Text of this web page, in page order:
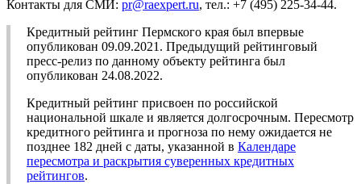
Контакты для СМИ: pr@raexpert.ru, тел.: +7 (495) 225-34-44.
Кредитный рейтинг Пермского края был впервые
опубликован 09.09.2021. Предыдущий рейтинговый
пресс-релиз по данному объекту рейтинга был
опубликован 24.08.2022.
Кредитный рейтинг присвоен по российской
национальной шкале и является долгосрочным. Пересмотр
кредитного рейтинга и прогноза по нему ожидается не
позднее 182 дней с даты, указанной в Календаре
пересмотра и раскрытия суверенных кредитных
рейтингов.